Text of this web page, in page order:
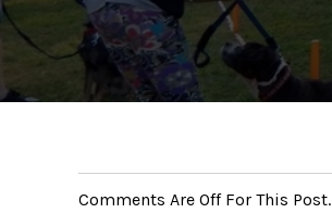
Comments Are Off For This Post.